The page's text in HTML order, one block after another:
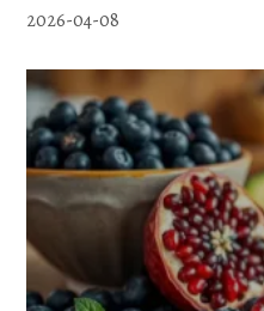
2026-04-08